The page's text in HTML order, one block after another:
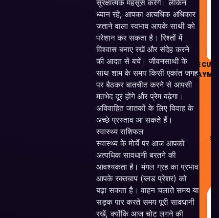
सुरक्षात्मक महसूस करेंगे। लेकिन
ध्यान रहे, आपका अत्यधिक अधिकार
जताने वाला स्वभाव आपके साथी को
परेशान कर सकता है। रिश्तों में
विश्वास बनाए रखें और संदेह करने
की आदत से बचें। जीवनसाथी के
साथ शाम के समय किसी एकांत जगह
पर बैठकर बातचीत करने से आपसी
मतभेद दूर होंगे और प्रेम बढ़ेगा।
अविवाहित जातकों के लिए विवाह के
अच्छे प्रस्ताव आ सकते हैं।
स्वास्थ्य राशिफल
स्वास्थ्य के मोर्चे पर आज आपको
अत्यधिक सावधानी बरतने की
आवश्यकता है। मंगल ग्रह का प्रभाव
आपके रक्तचाप (ब्लड प्रेशर) को
बढ़ा सकता है। वाहन चलाते समय या
सड़क पार करते समय पूरी सावधानी
रखें, क्योंकि आज चोट लगने की